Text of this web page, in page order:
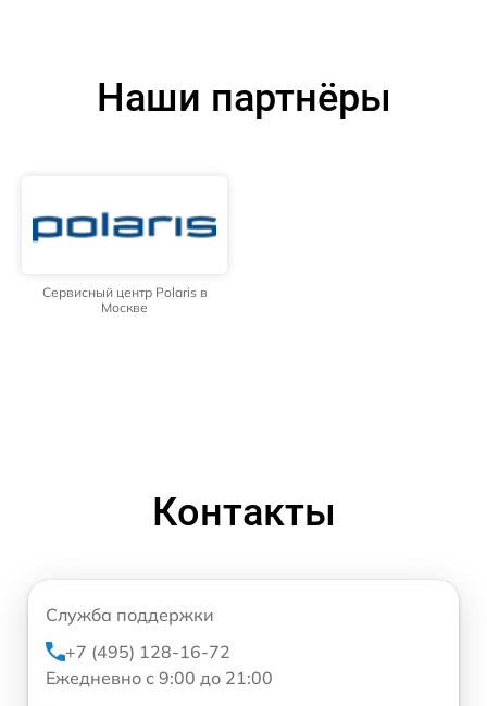
Наши партнёры
Сервисный центр Polaris в
Москве
Контакты
Служба поддержки
+7 (495) 128-16-72
Ежедневно с 9:00 до 21:00